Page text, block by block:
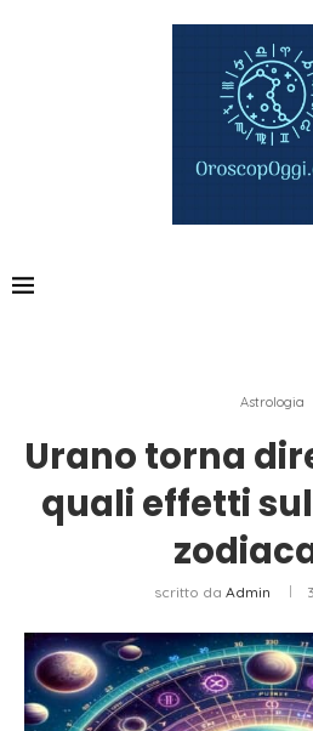
Astrologia
Urano torna
quali effetti
scritto da Admin